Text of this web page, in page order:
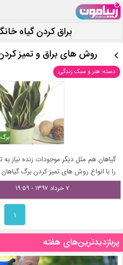
براق کردن گیاه
روش های براق و تمیز
دسته: هنر و سبک زندگی
گیاهان هم مثل دیگر موجودات زنده نیاز
را با انواع روش های تمیز کردن برگ
۷ خرداد ۱۳۹۷ - ۱۹:۵۹
۱
پربازدیدترین‌های هفته